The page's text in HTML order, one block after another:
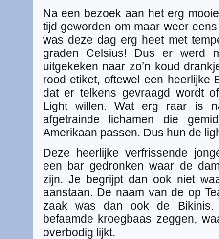
Na een bezoek aan het erg
tijd geworden om maar weer
was deze dag erg heet met
graden Celsius! Dus er werd
uitgekeken naar zo’n koud
rood etiket, oftewel een heerlijke
dat er telkens gevraagd wordt
Light willen. Wat erg raar is
afgetrainde lichamen die
Amerikaan passen. Dus hun de
Deze heerlijke verfrissende
een bar gedronken waar de
zijn. Je begrijpt dan ook niet
aanstaan. De naam van de op
zaak was dan ook de Bikinis.
befaamde kroegbaas zeggen,
overbodig lijkt.